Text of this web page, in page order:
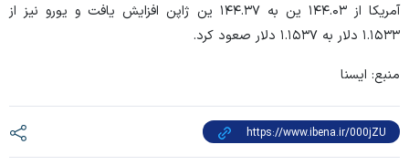
آمریکا از ۱۴۴.۰۳ ین به ۱۴۴.۳۷ ین ژاپن افزایش یافت و یورو نیز از
۱.۱۵۳۳ دلار به ۱.۱۵۳۷ دلار صعود کرد.
منبع: ایسنا